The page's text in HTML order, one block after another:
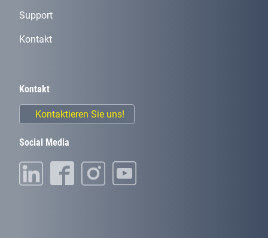
Support
Kontakt
Kontakt
Kontaktieren Sie uns!
Social Media